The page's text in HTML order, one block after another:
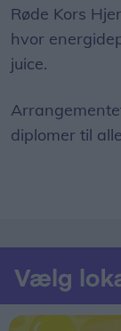
Røde Kors
hvor
juice.
diplomer til